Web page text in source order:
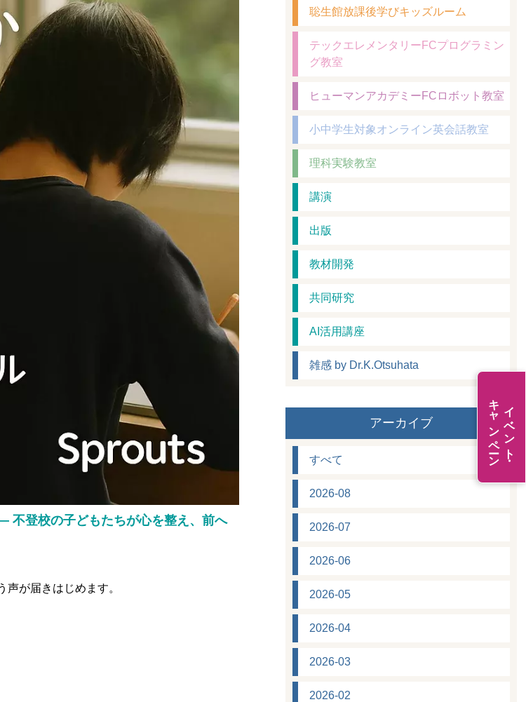
イベント・
キャンペーン
不登校の子どもたちが心を整え、前へ
が届きはじめます。
聡生館放課後学びキッズルーム
テックエレメンタリーFCプログラミン
グ教室
ヒューマンアカデミーFCロボット教室
小中学生対象オンライン英会話教室
理科実験教室
講演
出版
教材開発
共同研究
AI活用講座
雑感 by Dr.K.Otsuhata
アーカイブ
すべて
2026-08
2026-07
2026-06
2026-05
2026-04
2026-03
2026-02